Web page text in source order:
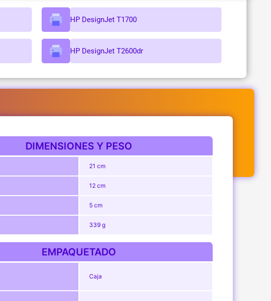
HP DesignJet T1700
HP DesignJet T2600dr
DIMENSIONES Y PESO
21 cm
12 cm
5 cm
339 g
EMPAQUETADO
Caja